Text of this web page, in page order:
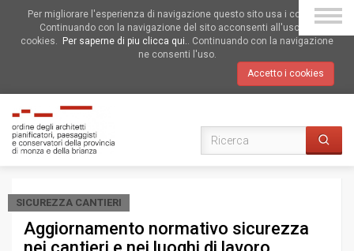
Per migliorare l'esperienza di navigazione questo sito usa i cookies.
Continuando con la navigazione del sito acconsenti all'uso dei
cookies.
Per saperne di piu clicca qui.. Continuando con la navigazione
ne consenti l'uso.
Accetto i cookies
SICUREZZA CANTIERI
Aggiornamento normativo sicurezza